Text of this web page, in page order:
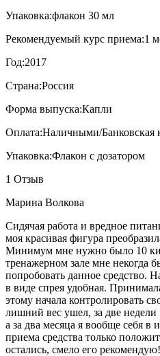
Упаковка:флакон 30 мл
Рекомендуемый курс приема:1
Год:2017
Страна:Россия
Форма выпуска:Капли
Оплата:Наличными/Банковская
Упаковка:Флакон с дозатором
1 Отзыв
Марина Волкова
Сидячая работа и вредное
моя красивая фигура
Минимум мне нужно было 10
тренажерном зале мне некогда
попробовать данное средство.
в виде спрея удобная.
этому начала контролировать
лишний вес ушел, за две недели
а за два месяца я вообще себя
приема средства только
остались, смело его рекомендую!